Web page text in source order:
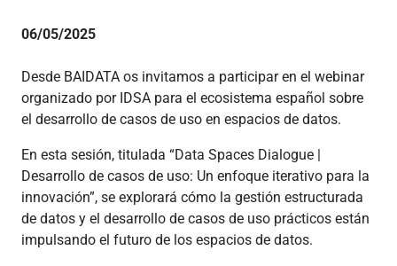
06/05/2025
Desde BAIDATA os invitamos a participar en el webinar
organizado por IDSA para el ecosistema español sobre
el desarrollo de casos de uso en espacios de datos.
En esta sesión, titulada “Data Spaces Dialogue |
Desarrollo de casos de uso: Un enfoque iterativo para la
innovación”, se explorará cómo la gestión estructurada
de datos y el desarrollo de casos de uso prácticos están
impulsando el futuro de los espacios de datos.